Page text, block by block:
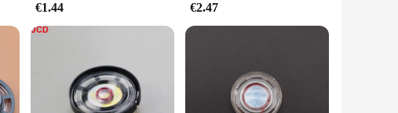
versatile addition to your gaming arsenal. Its durable construction
to offer a high-quality, affordable upgrade to their customers.
€1.44 €2.47